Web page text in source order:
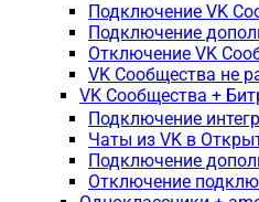
Подключение VK
Подключение
Отключение VK
VK Сообщества не
VK Сообщества +
Подключение
Чаты из VK в
Подключение
Отключение